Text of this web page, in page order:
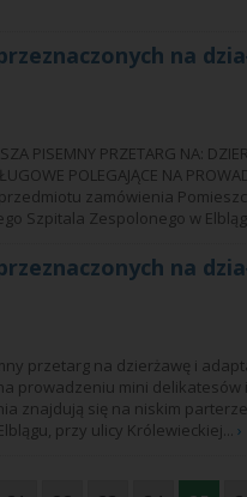
na
PISEMNY PRZETARG NA:
POLEGAJĄCE NA
przedmiotu zamówienia
Szpitala Zespolonego w
na
przetarg na dzierżawę i
prowadzeniu mini delikatesów
znajdują się na niskim
przy ulicy Królewieckiej... ›